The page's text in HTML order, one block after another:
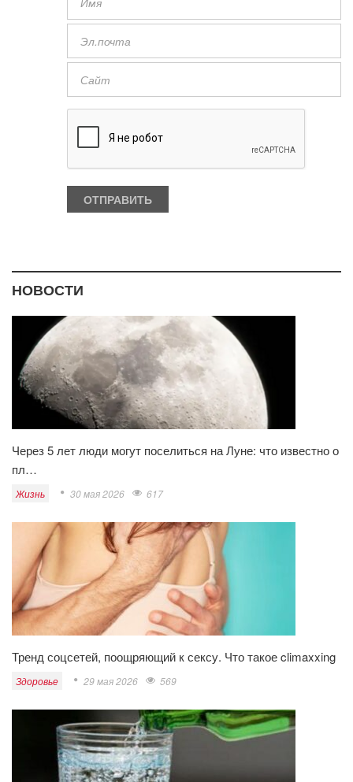
НОВОСТИ
Через 5 лет люди могут поселиться на Луне: что известно о
пл…
Жизнь 30 мая 2026 617
Тренд соцсетей, поощряющий к сексу. Что такое climaxxing
Здоровье 29 мая 2026 569